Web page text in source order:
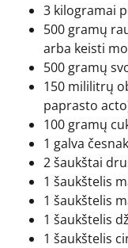
3 kilogramai
500 gramų
arba keisti
500 gramų
150 mililitrų
paprasto
100 gramų
1 galva
2 šaukštai
1 šaukštelis
1 šaukštelis
1 šaukštelis
1 šaukštelis